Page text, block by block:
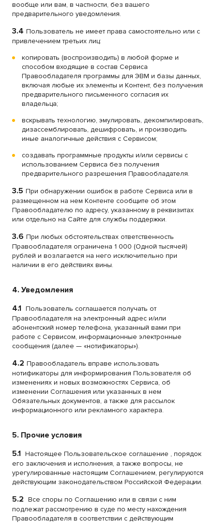
вообще или вам, в частности, без вашего
предварительного уведомления.
3.4 Пользователь не имеет права самостоятельно или с
привлечением третьих лиц:
копировать (воспроизводить) в любой форме и
способом входящие в состав Сервиса
Правообладателя программы для ЭВМ и базы данных,
включая любые их элементы и Контент, без получения
предварительного письменного согласия их
владельца;
вскрывать технологию, эмулировать, декомпилировать,
дизассемблировать, дешифровать, и производить
иные аналогичные действия с Сервисом;
создавать программные продукты и/или сервисы с
использованием Сервиса без получения
предварительного разрешения Правообладателя.
3.5 При обнаружении ошибок в работе Сервиса или в
размещенном на нем Контенте сообщите об этом
Правообладателю по адресу, указанному в реквизитах
или отдельно на Сайте для службы поддержки.
3.6 При любых обстоятельствах ответственность
Правообладателя ограничена 1 000 (Одной тысячей)
рублей и возлагается на него исключительно при
наличии в его действиях вины.
4. Уведомления
4.1 Пользователь соглашается получать от
Правообладателя на электронный адрес и/или
абонентский номер телефона, указанный вами при
работе с Сервисом, информационные электронные
сообщения (далее — «нотификаторы»).
4.2 Правообладатель вправе использовать
нотификаторы для информирования Пользователя об
изменениях и новых возможностях Сервиса, об
изменении Соглашения или указанных в нем
Обязательных документов, а также для рассылок
информационного или рекламного характера.
5. Прочие условия
5.1 Настоящее Пользовательское соглашение , порядок
его заключения и исполнения, а также вопросы, не
урегулированные настоящим Соглашением, регулируются
действующим законодательством Российской Федерации.
5.2 Все споры по Соглашению или в связи с ним
подлежат рассмотрению в суде по месту нахождения
Правообладателя в соответствии с действующим